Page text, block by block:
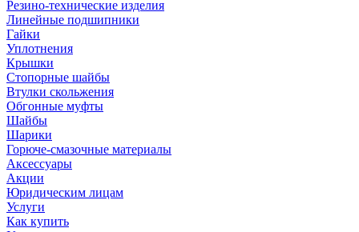
Резино-технические изделия
Линейные подшипники
Гайки
Уплотнения
Крышки
Стопорные шайбы
Втулки скольжения
Обгонные муфты
Шайбы
Шарики
Горюче-смазочные материалы
Аксессуары
Акции
Юридическим лицам
Услуги
Как купить